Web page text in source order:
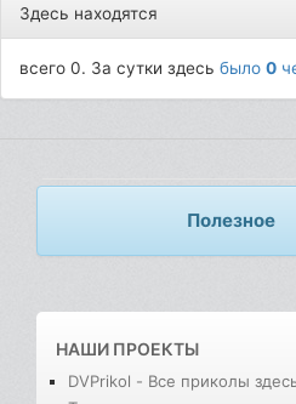
Здесь находятся
всего 0. За сутки здесьбыло0
Полезное
НАШИ ПРОЕКТЫ
DVPrikol - Все приколы